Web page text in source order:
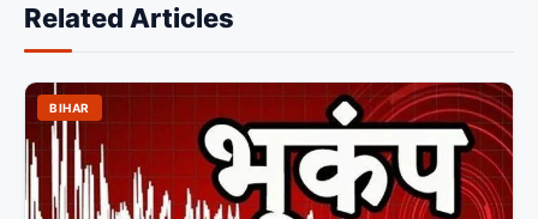
Related Articles
BIHAR